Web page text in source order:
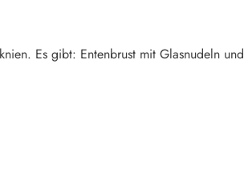
Es gibt: Entenbrust mit Glasnudeln und